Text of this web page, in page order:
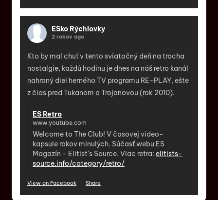
ESko Rýchlovky
2 rokov ago
Kto by mal chuť v tento sviatočný deň na trocha
nostalgie, každú hodinu je dnes na náš retro kanál
nahraný diel herného TV programu RE-PLAY, ešte
z čias pred Tukanom a Trojanovou (rok 2010).
ES Retro
www.youtube.com
Welcome to The Club! V časovej video-
kapsule rokov minulých. Súčasť webu ES
Magazín - Elitist's Source. Viac retra: elitists-
source.info/category/retro/
View on Facebook · Share